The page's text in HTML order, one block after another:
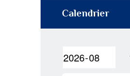
Calendrier